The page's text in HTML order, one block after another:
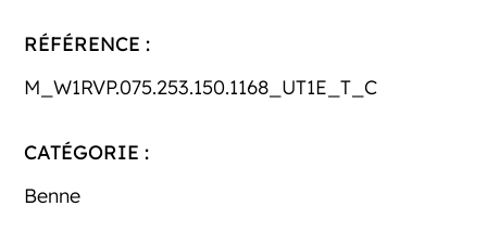
RÉFÉRENCE :
M_W1RVP.075.253.150.1168_UT1E_T_C
CATÉGORIE :
Benne